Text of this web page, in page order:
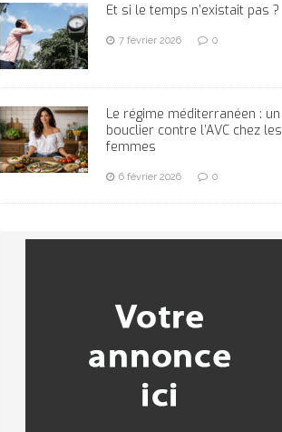
Et si le temps n’existait pas ?
7 février 2026 0
Le régime méditerranéen : un
bouclier contre l’AVC chez les
femmes
6 février 2026 0